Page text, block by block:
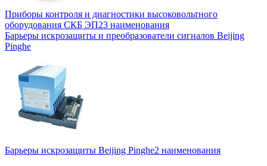
Приборы контроля и диагностики высоковольтного
оборудования СКБ ЭП23 наименования
Барьеры искрозащиты и преобразователи сигналов Beijing
Pinghe
Барьеры искрозащиты Beijing Pinghe2 наименования